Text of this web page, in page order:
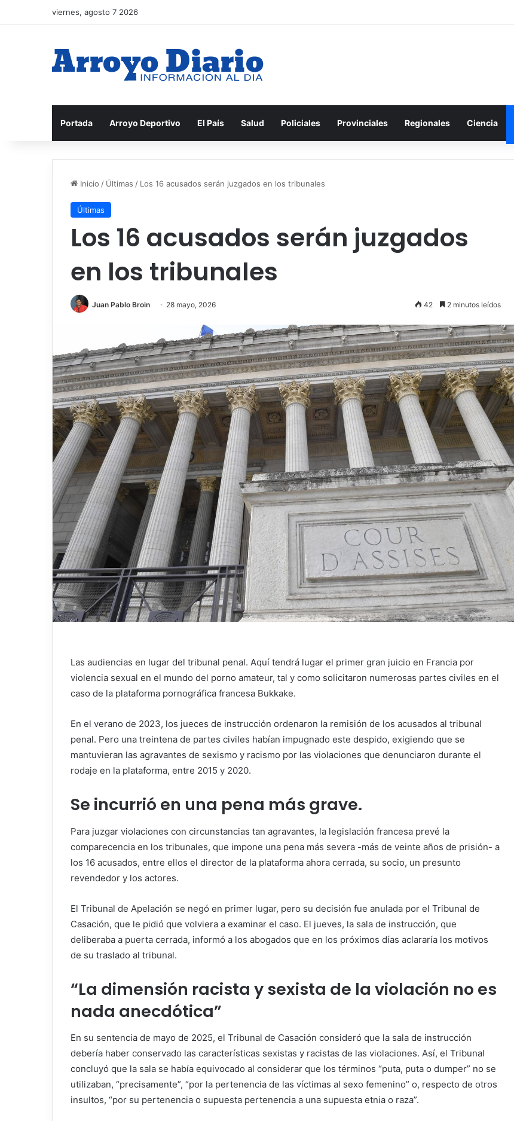
viernes, agosto 7 2026
Portada Arroyo Deportivo El País Salud Policiales Provinciales Regionales Ciencia
Inicio / Últimas / Los 16 acusados ​​serán juzgados en los tribunales
Últimas
Los 16 acusados ​​serán juzgados
en los tribunales
Juan Pablo Broin 28 mayo, 2026 42 2 minutos leídos
Las audiencias en lugar del tribunal penal. Aquí tendrá lugar el primer gran juicio en Francia por
violencia sexual en el mundo del porno amateur, tal y como solicitaron numerosas partes civiles en el
caso de la plataforma pornográfica francesa Bukkake.
En el verano de 2023, los jueces de instrucción ordenaron la remisión de los acusados ​​al tribunal
penal. Pero una treintena de partes civiles habían impugnado este despido, exigiendo que se
mantuvieran las agravantes de sexismo y racismo por las violaciones que denunciaron durante el
rodaje en la plataforma, entre 2015 y 2020.
Se incurrió en una pena más grave.
Para juzgar violaciones con circunstancias tan agravantes, la legislación francesa prevé la
comparecencia en los tribunales, que impone una pena más severa -más de veinte años de prisión- a
los 16 acusados, entre ellos el director de la plataforma ahora cerrada, su socio, un presunto
revendedor y los actores.
El Tribunal de Apelación se negó en primer lugar, pero su decisión fue anulada por el Tribunal de
Casación, que le pidió que volviera a examinar el caso. El jueves, la sala de instrucción, que
deliberaba a puerta cerrada, informó a los abogados que en los próximos días aclararía los motivos
de su traslado al tribunal.
“La dimensión racista y sexista de la violación no es
nada anecdótica”
En su sentencia de mayo de 2025, el Tribunal de Casación consideró que la sala de instrucción
debería haber conservado las características sexistas y racistas de las violaciones. Así, el Tribunal
concluyó que la sala se había equivocado al considerar que los términos “puta, puta o dumper” no se
utilizaban, “precisamente”, “por la pertenencia de las víctimas al sexo femenino” o, respecto de otros
insultos, “por su pertenencia o supuesta pertenencia a una supuesta etnia o raza”.